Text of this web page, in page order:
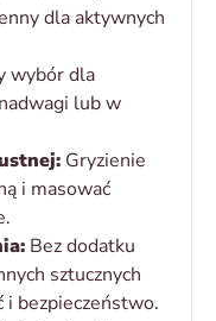
dla aktywnych
wybór dla
lub w
Gryzienie
i masować
Bez dodatku
sztucznych
i bezpieczeństwo.